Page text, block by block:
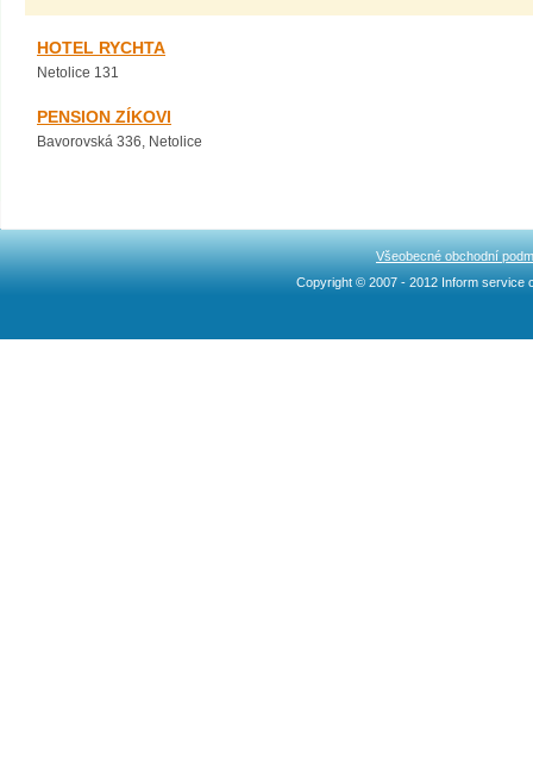
HOTEL RYCHTA
Netolice 131
PENSION ZÍKOVI
Bavorovská 336, Netolice
Všeobecné obchodní
Copyright © 2007 - 2012 Inform service